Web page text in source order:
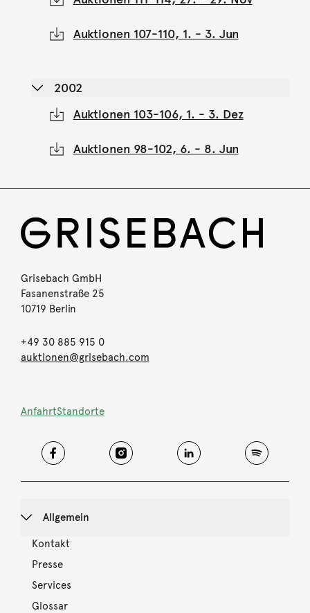
Auktionen 107-110, 1. - 3. Jun
2002
Auktionen 103-106, 1. - 3. Dez
Auktionen 98-102, 6. - 8. Jun
Grisebach GmbH
Fasanenstraße 25
10719 Berlin
+49 30 885 915 0
auktionen@grisebach.com
AnfahrtStandorte
Allgemein
Kontakt
Presse
Services
Glossar